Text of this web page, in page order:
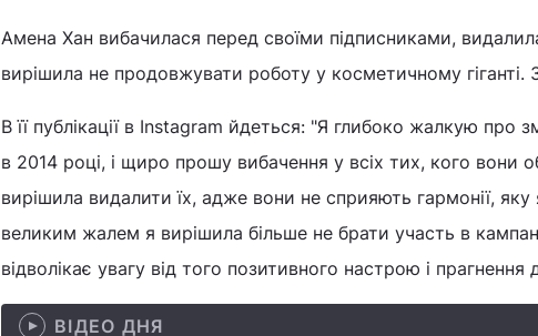
Амена Хан вибачилася перед своїми підписниками, видалила
вирішила не продовжувати роботу у косметичному гіганті.
В її публікації в Instagram йдеться: "Я глибоко жалкую про
в 2014 році, і щиро прошу вибачення у всіх тих, кого вони
вирішила видалити їх, адже вони не сприяють гармонії, яку
великим жалем я вирішила більше не брати участь в
відволікає увагу від того позитивного настрою і прагнення
ВІДЕО ДНЯ